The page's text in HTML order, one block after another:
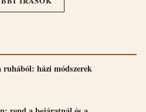
házi módszerek